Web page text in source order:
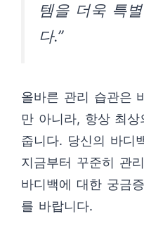
템을 더욱 특
다.”
올바른 관리 습관은
만 아니라, 항상 최
줍니다. 당신의 바디
지금부터 꾸준히 관
바디백에 대한 궁금
를 바랍니다.